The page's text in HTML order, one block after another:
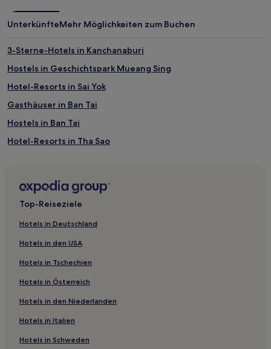
UnterkünfteMehr Möglichkeiten zum Buchen
3-Sterne-Hotels in Kanchanaburi
Hostels in Geschichtspark Mueang Sing
Hotel-Resorts in Sai Yok
Gasthäuser in Ban Tai
Hostels in Ban Tai
Hotel-Resorts in Tha Sao
Familien in Tha Sao
Günstige in Sai Yok
Günstige in Kanchanaburi
Haustierfreundliche in Kanchanaburi
Luxus in Kanchanaburi
Hotels mit Parkplatz in Si Sawat
Hotels mit Pool in Provinz Kanchanaburi
Top-Reiseziele
Hotels in Deutschland
Hotels in den USA
Hotels in Tschechien
Hotels in Österreich
Hotels in den Niederlanden
Hotels in Italien
Hotels in Schweden